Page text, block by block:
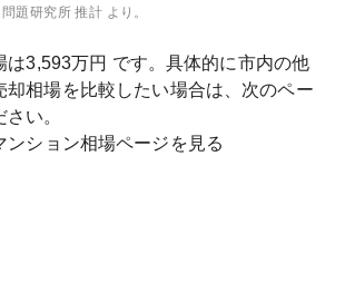
題研究所 推計 より。
は3,593万円 です。具体的に市内の他
却相場を比較したい場合は、次のペー
い。
ンション相場ページを見る